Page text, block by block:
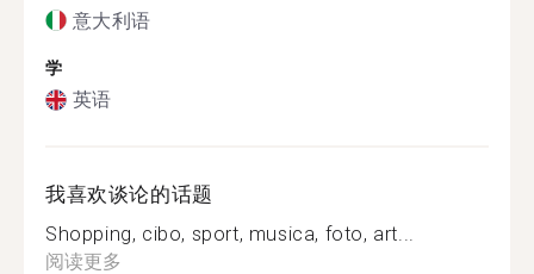
意大利语
学
英语
我喜欢谈论的话题
Shopping, cibo, sport, musica, foto, art...
阅读更多